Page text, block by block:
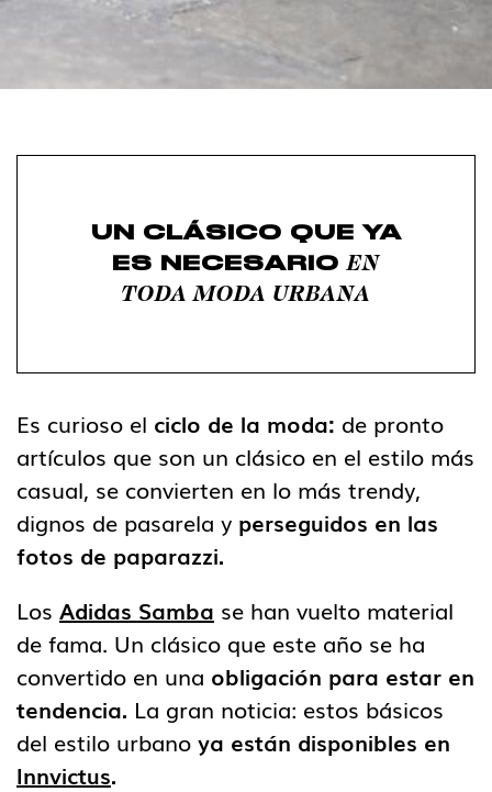
UN CLÁSICO QUE YA
ES NECESARIO EN
TODA MODA URBANA
Es curioso el ciclo de la moda: de pronto
artículos que son un clásico en el estilo más
casual, se convierten en lo más trendy,
dignos de pasarela y perseguidos en las
fotos de paparazzi.
Los Adidas Samba se han vuelto material
de fama. Un clásico que este año se ha
convertido en una obligación para estar en
tendencia. La gran noticia: estos básicos
del estilo urbano ya están disponibles en
Innvictus.